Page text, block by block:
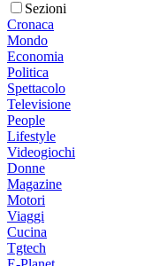
Sezioni
Cronaca
Mondo
Economia
Politica
Spettacolo
Televisione
People
Lifestyle
Videogiochi
Donne
Magazine
Motori
Viaggi
Cucina
Tgtech